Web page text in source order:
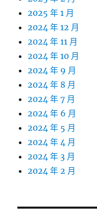
2025 年 1 月
2024 年 12 月
2024 年 11 月
2024 年 10 月
2024 年 9 月
2024 年 8 月
2024 年 7 月
2024 年 6 月
2024 年 5 月
2024 年 4 月
2024 年 3 月
2024 年 2 月